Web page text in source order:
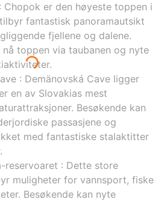
and
paid
plane or
by the
different
cars are
last two
: Chopok er den høyeste toppen i
fantastisk panoramautsikt
fjellene og dalene.
nå toppen via taubanen og nyte
: Demänovská Cave ligger
en av Slovakias mest
Besøkende kan
passasjene og
med fantastiske stalaktitter
reservoaret : Dette store
muligheter for vannsport, fiske
Besøkende kan nyte